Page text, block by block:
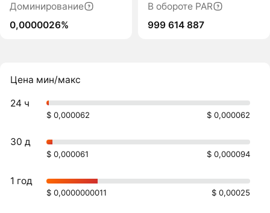
Доминирование
0,0000026%
В обороте PAR
999 614 887
Цена мин/макс
24 ч
$ 0,000062 $ 0,000062
30 д
$ 0,000061 $ 0,000094
1 год
$ 0,0000000011 $ 0,00025